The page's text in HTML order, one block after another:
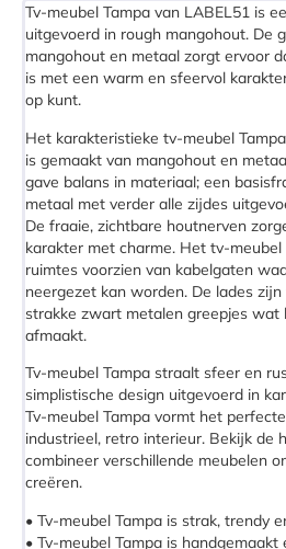
Tv-meubel Tampa van LABEL51 is
uitgevoerd in rough mangohout. De
mangohout en metaal zorgt ervoor
is met een warm en sfeervol
op kunt.
Het karakteristieke tv-meubel
is gemaakt van mangohout en
gave balans in materiaal; een
metaal met verder alle zijdes
De fraaie, zichtbare houtnerven
karakter met charme. Het tv-
ruimtes voorzien van kabelgaten
neergezet kan worden. De lades
strakke zwart metalen greepjes wat
afmaakt.
Tv-meubel Tampa straalt sfeer en
simplistische design uitgevoerd in
Tv-meubel Tampa vormt het
industrieel, retro interieur. Bekijk de
combineer verschillende meubelen
creëren.
• Tv-meubel Tampa is strak, trendy
• Tv-meubel Tampa is